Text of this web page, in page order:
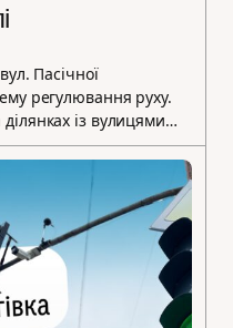
Пасічної
регулювання руху.
із вулицями…